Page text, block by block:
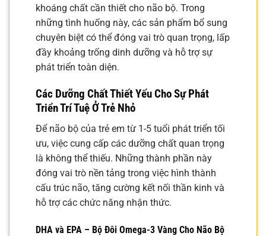
khoáng chất cần thiết cho não bộ. Trong
những tình huống này, các sản phẩm bổ sung
chuyên biệt có thể đóng vai trò quan trọng, lấp
đầy khoảng trống dinh dưỡng và hỗ trợ sự
phát triển toàn diện.
Các Dưỡng Chất Thiết Yếu Cho Sự Phát
Triển Trí Tuệ Ở Trẻ Nhỏ
Để não bộ của trẻ em từ 1-5 tuổi phát triển tối
ưu, việc cung cấp các dưỡng chất quan trọng
là không thể thiếu. Những thành phần này
đóng vai trò nền tảng trong việc hình thành
cấu trúc não, tăng cường kết nối thần kinh và
hỗ trợ các chức năng nhận thức.
DHA và EPA – Bộ Đôi Omega-3 Vàng Cho Não Bộ